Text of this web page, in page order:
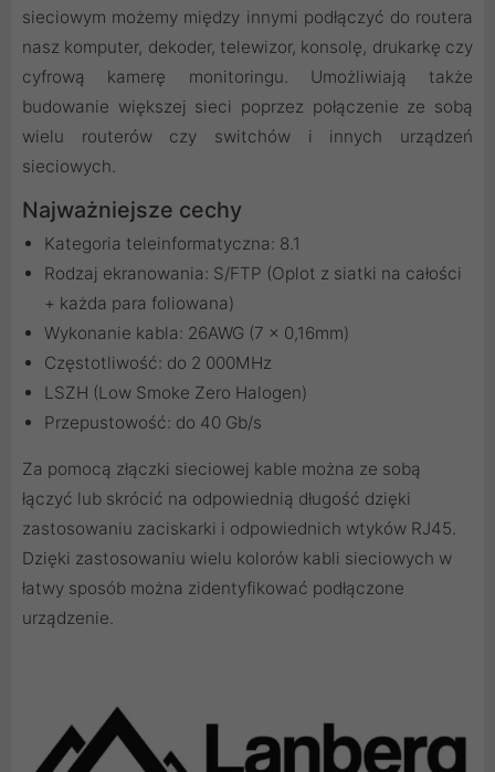
sieciowym możemy między innymi podłączyć do routera
nasz komputer, dekoder, telewizor, konsolę, drukarkę czy
cyfrową kamerę monitoringu. Umożliwiają także
budowanie większej sieci poprzez połączenie ze sobą
wielu routerów czy switchów i innych urządzeń
sieciowych.
Najważniejsze cechy
Kategoria teleinformatyczna: 8.1
Rodzaj ekranowania: S/FTP (Oplot z siatki na całości
+ każda para foliowana)
Wykonanie kabla: 26AWG (7 x 0,16mm)
Częstotliwość: do 2 000MHz
LSZH (Low Smoke Zero Halogen)
Przepustowość: do 40 Gb/s
Za pomocą złączki sieciowej kable można ze sobą
łączyć lub skrócić na odpowiednią długość dzięki
zastosowaniu zaciskarki i odpowiednich wtyków RJ45.
Dzięki zastosowaniu wielu kolorów kabli sieciowych w
łatwy sposób można zidentyfikować podłączone
urządzenie.